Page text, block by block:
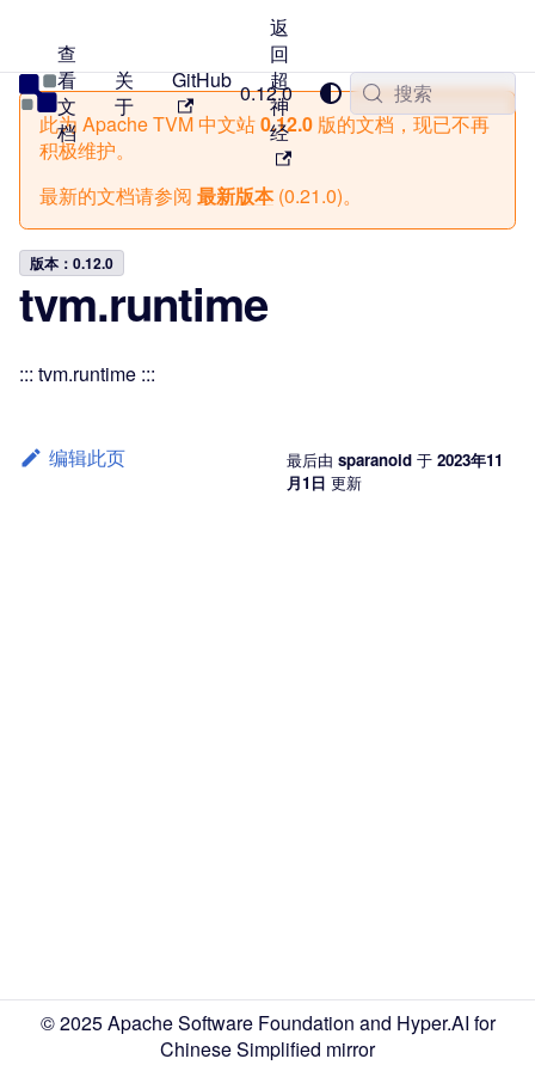
TVM 中文站
查
看
文
档
关
于
GitHub
返
回
超
神
经
0.12.0
搜索
此为 Apache TVM 中文站0.12.0 版的文档，现已不再
积极维护。
最新的文档请参阅 最新版本(0.21.0)。
版本：0.12.0
tvm.runtime
::: tvm.runtime :::
编辑此页 最后由 sparanoid 于 2023年11
月1日 更新
© 2025 Apache Software Foundation and Hyper.AI for
Chinese Simplified mirror